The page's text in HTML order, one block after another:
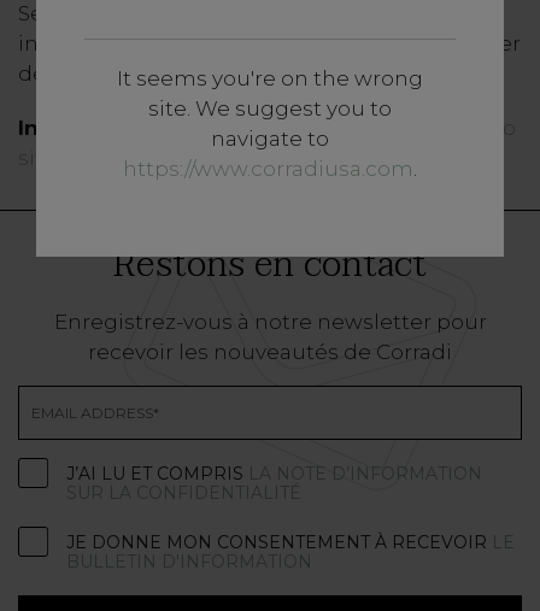
It seems you're on the wrong
site. We suggest you to
navigate to
https://www.corradiusa.com.
Se hai
invitiamo a segnalare il problema al webmaster
del sito di provenienza.
In ogni caso
tornare a navigare sul nostro
sito dalla homepage
Restons en contact
Enregistrez-vous à notre newsletter pour
recevoir les nouveautés de Corradi
J’AI LU ET COMPRIS LA NOTE D’INFORMATION
SUR LA CONFIDENTIALITÉ
JE DONNE MON CONSENTEMENT À RECEVOIR LE
BULLETIN D'INFORMATION